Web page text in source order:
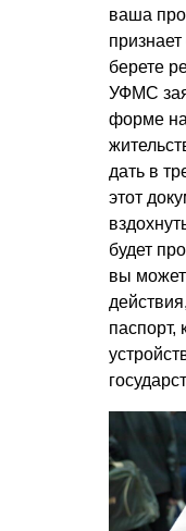
ваша
берете
УФМС
форме
дать в
этот
будет
вы
паспорт,